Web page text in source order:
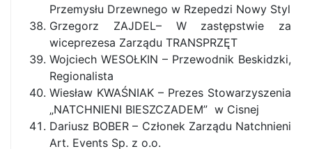
Przemysłu Drzewnego w Rzepedzi Nowy Styl
Grzegorz ZAJDEL– W zastępstwie za
wiceprezesa Zarządu TRANSPRZĘT
Wojciech WESOŁKIN – Przewodnik Beskidzki,
Regionalista
Wiesław KWAŚNIAK – Prezes Stowarzyszenia
„NATCHNIENI BIESZCZADEM” w Cisnej
Dariusz BOBER – Członek Zarządu Natchnieni
Art. Events Sp. z o.o.